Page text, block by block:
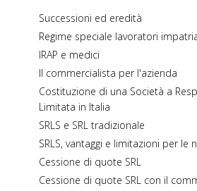
Successioni ed eredità
Regime speciale lavoratori
IRAP e medici
Il commercialista per l'azienda
Costituzione di una Società a
Limitata in Italia
SRLS e SRL tradizionale
SRLS, vantaggi e limitazioni per le
Cessione di quote SRL
Cessione di quote SRL con il